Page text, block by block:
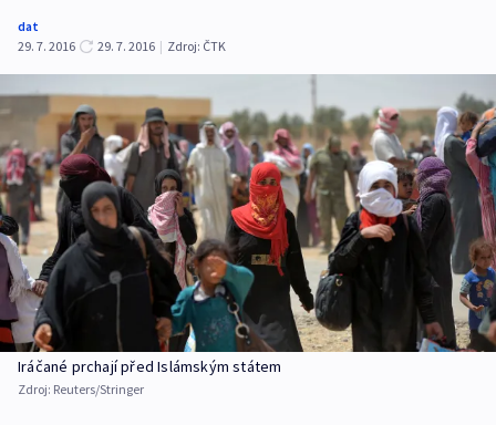
dat
29. 7. 2016
29. 7. 2016 | Zdroj: ČTK
Iráčané prchají před Islámským státem
Zdroj: Reuters/Stringer